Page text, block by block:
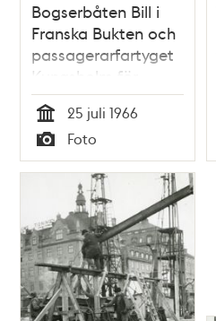
Bogserbåten Bill i
Franska Bukten och
passagerarfartyget
Kungsholm för
ankar på Strömmen.
Vy från Östra
Slussgatan
Tid
25 juli 1966
Typ
Foto